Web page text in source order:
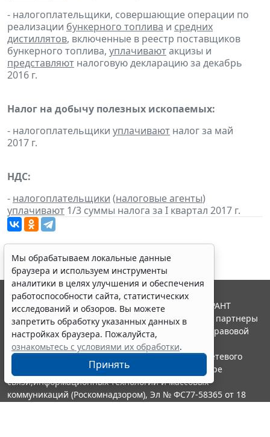
- налогоплательщики, совершающие операции по
реализации бункерного топлива и средних
дистиллятов, включенные в реестр поставщиков
бункерного топлива, уплачиваютакцизы и
представляют налоговую декларацию за декабрь
2016 г.
Налог на добычу полезных ископаемых:
- налогоплательщики уплачивают налог за май
2017 г.
НДС:
- налогоплательщики (налоговые агенты)
уплачивают 1/3 суммы налога за I квартал 2017 г.
Мы обрабатываем локальные данные
браузера и используем инструменты
аналитики в целях улучшения и обеспечения
работоспособности сайта, статистических
исследований и обзоров. Вы можете
запретить обработку указанных данных в
настройках браузера. Пожалуйста,
ознакомьтесь с условиями их обработки.
Принять
© ООО "НПП "ГАРАНТ-СЕРВИС", 2026. Система ГАРАНТ
выпускается с 1990 года. Компания "Гарант" и ее партнеры
являются участниками Российской ассоциации правовой
информации ГАРАНТ.
Портал ГАРАНТ.РУ зарегистрирован в качестве сетевого
издания Федеральной службой по надзору в сфере
связи,информационных технологий и массовых
коммуникаций (Роскомнадзором), Эл № ФС77-58365 от 18